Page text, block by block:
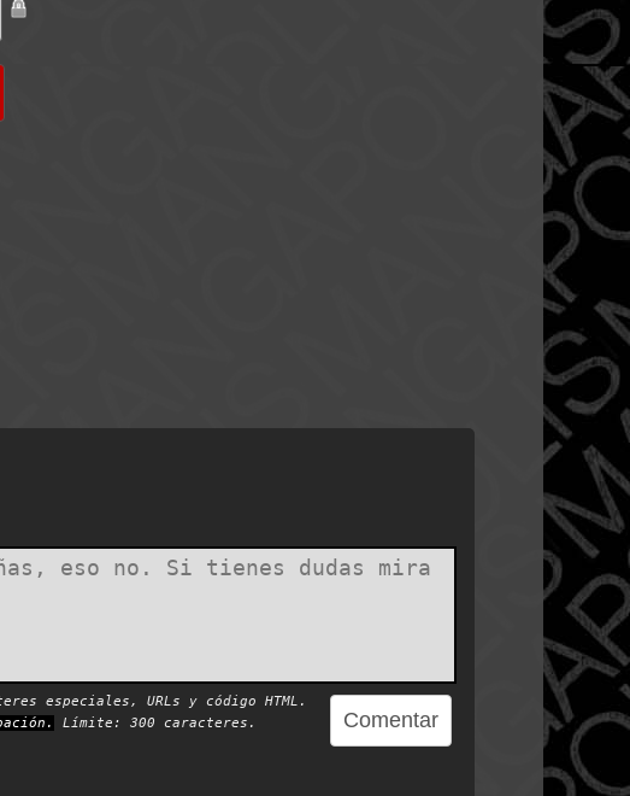
especiales, URLs y código HTML.
Límite: 300 caracteres.